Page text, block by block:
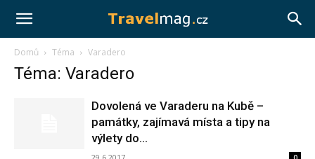
Travelmag.cz
Domů Téma Varadero
Téma: Varadero
Dovolená ve Varaderu na Kubě –
památky, zajímavá místa a tipy na
výlety do...